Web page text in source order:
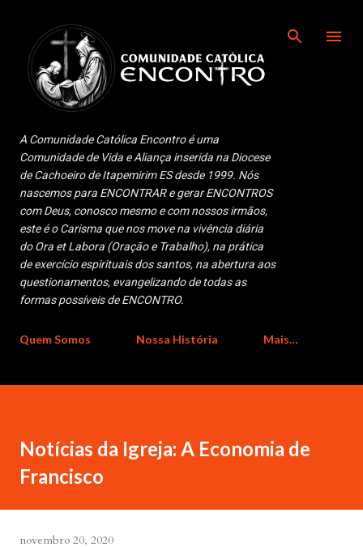
A Comunidade Católica Encontro é uma
Comunidade de Vida e Aliança inserida na Diocese
de Cachoeiro de Itapemirim ES desde 1999. Nós
nascemos para ENCONTRAR e gerar ENCONTROS
com Deus, conosco mesmo e com nossos irmãos,
este é o Carisma que nos move na vivência diária
do Ora et Labora (Oração e Trabalho), na prática
de exercício espirituais dos santos, na abertura aos
questionamentos, evangelizando de todas as
formas possíveis de ENCONTRO.
Quem Somos Nossa História Mais…
Notícias da Igreja: A Economia de
Francisco
novembro 20, 2020